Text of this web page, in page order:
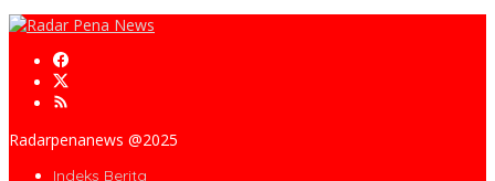
Radarpenanews @2025
Indeks Berita